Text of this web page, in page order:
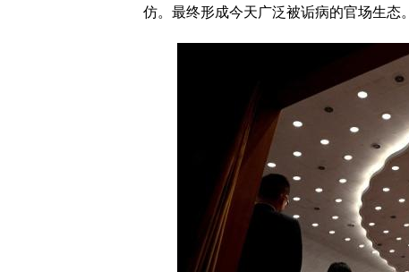
仿。最终形成今天广泛被诟病的官场生态。